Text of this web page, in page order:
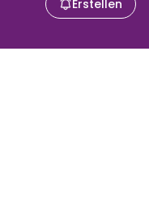
Erstellen